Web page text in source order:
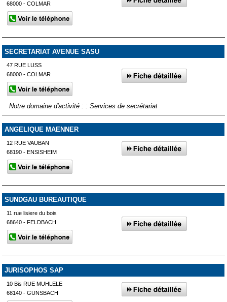
68000 - COLMAR
SECRETARIAT AVENUE SASU
47 RUE LUSS
68000 - COLMAR
Notre domaine d'activité : : Services de secrétariat
ANGELIQUE MAENNER
12 RUE VAUBAN
68190 - ENSISHEIM
SUNDGAU BUREAUTIQUE
11 rue lisiere du bois
68640 - FELDBACH
JURISOPHOS SAP
10 Bis RUE MUHLELE
68140 - GUNSBACH